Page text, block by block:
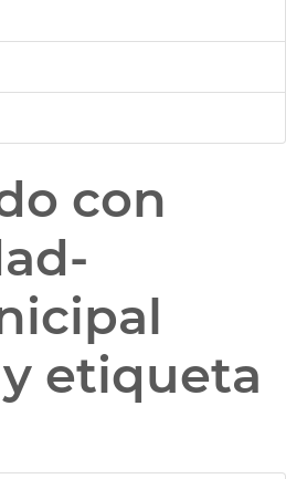
con
y etiqueta